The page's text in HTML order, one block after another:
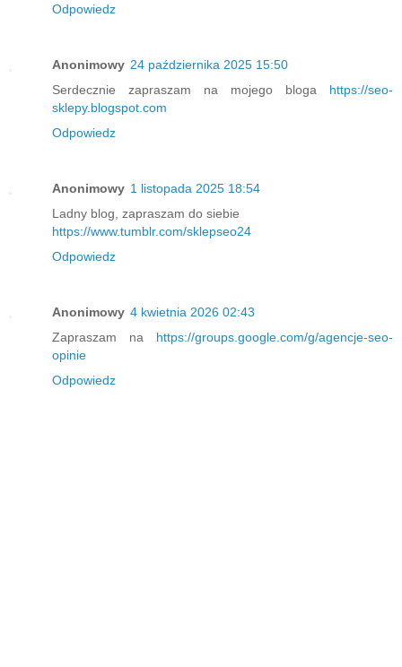
Odpowiedz
Anonimowy 24 października 2025 15:50
Serdecznie zapraszam na mojego bloga https://seo-
sklepy.blogspot.com
Odpowiedz
Anonimowy 1 listopada 2025 18:54
Ladny blog, zapraszam do siebie
https://www.tumblr.com/sklepseo24
Odpowiedz
Anonimowy 4 kwietnia 2026 02:43
Zapraszam na https://groups.google.com/g/agencje-seo-
opinie
Odpowiedz